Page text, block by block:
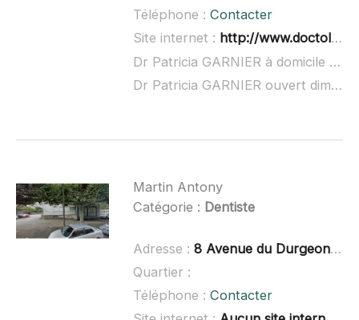
Téléphone : Contacter
Site internet : http://www.doctolib.fr/dentiste/langres/patricia-garnier
Dr Patricia GARNIER à domicile :
Dr Patricia GARNIER ouvert dimanche :
Martin Antony
Catégorie : Dentiste
Adresse : 8 Avenue du Durgeon, 70000 Vesoul
Quartier :
Téléphone : Contacter